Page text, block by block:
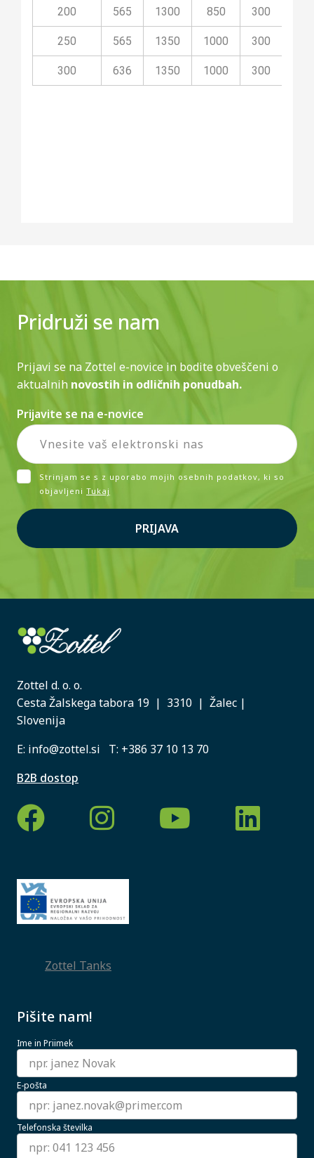
200 565 1300 850 300
250 565 1350 1000 300
300 636 1350 1000 300
Pridruži se nam
Prijavi se na Zottel e-novice in bodite obveščeni o
aktualnih novostih in odličnih ponudbah.
Prijavite se na e-novice
Strinjam se s z uporabo mojih osebnih podatkov, ki so
objavljeni Tukaj
PRIJAVA
Zottel d. o. o.
Cesta Žalskega tabora 19 | 3310 | Žalec |
Slovenija
E: info@zottel.si T: +386 37 10 13 70
B2B dostop
Zottel Tanks
Pišite nam!
Ime in Priimek
E-pošta
Telefonska številka